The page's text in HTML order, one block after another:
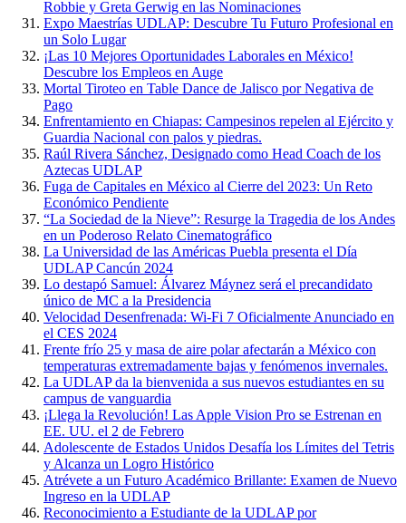
Robbie y Greta Gerwig en las Nominaciones
Expo Maestrías UDLAP: Descubre Tu Futuro Profesional en
un Solo Lugar
¡Las 10 Mejores Oportunidades Laborales en México!
Descubre los Empleos en Auge
Mortal Tiroteo en Table Dance de Jalisco por Negativa de
Pago
Enfrentamiento en Chiapas: Campesinos repelen al Ejército y
Guardia Nacional con palos y piedras.
Raúl Rivera Sánchez, Designado como Head Coach de los
Aztecas UDLAP
Fuga de Capitales en México al Cierre del 2023: Un Reto
Económico Pendiente
“La Sociedad de la Nieve”: Resurge la Tragedia de los Andes
en un Poderoso Relato Cinematográfico
La Universidad de las Américas Puebla presenta el Día
UDLAP Cancún 2024
Lo destapó Samuel: Álvarez Máynez será el precandidato
único de MC a la Presidencia
Velocidad Desenfrenada: Wi-Fi 7 Oficialmente Anunciado en
el CES 2024
Frente frío 25 y masa de aire polar afectarán a México con
temperaturas extremadamente bajas y fenómenos invernales.
La UDLAP da la bienvenida a sus nuevos estudiantes en su
campus de vanguardia
¡Llega la Revolución! Las Apple Vision Pro se Estrenan en
EE. UU. el 2 de Febrero
Adolescente de Estados Unidos Desafía los Límites del Tetris
y Alcanza un Logro Histórico
Atrévete a un Futuro Académico Brillante: Examen de Nuevo
Ingreso en la UDLAP
Reconocimiento a Estudiante de la UDLAP por